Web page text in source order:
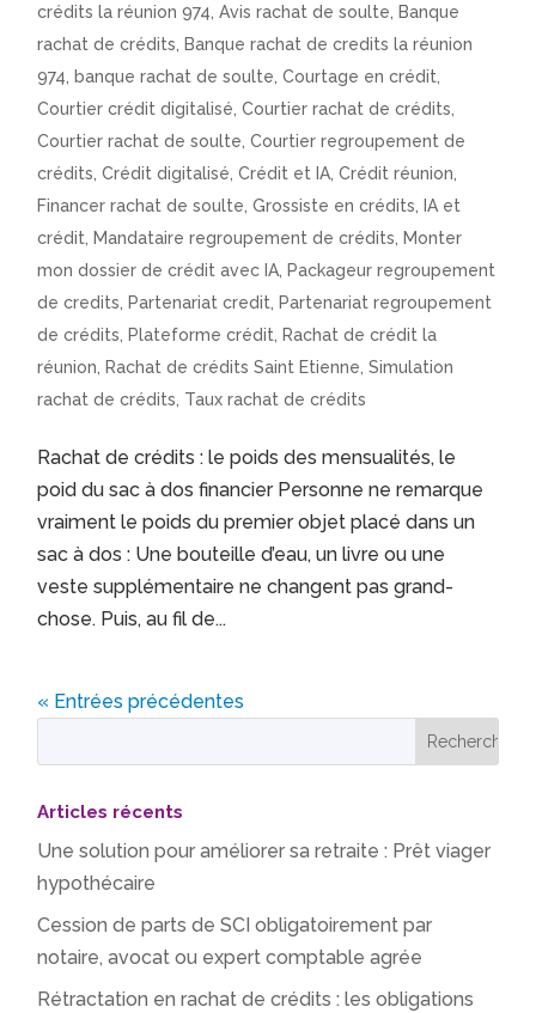
crédits la réunion 974 ,Avis rachat de soulte
Banque
rachat de crédits
Banque rachat de credits la réunion
974
banque rachat de soulte ,Courtage en crédit
Courtier crédit digitalisé ,Courtier rachat de crédits
Courtier rachat de soulte ,Courtier regroupement de
crédits ,Crédit digitalisé ,Crédit et IA ,Crédit réunion
Financer rachat de soulte ,Grossiste en crédits
IA et
crédit
Mandataire regroupement de crédits
Monter
mon dossier de crédit avec IA Packageur regroupement
de credits
Partenariat credit
Partenariat regroupement
de crédits
Plateforme crédit
Rachat de crédit la
réunion
Rachat de crédits Saint Etienne ,Simulation
rachat de crédits Taux rachat de crédits
Rachat de crédits : le poids des mensualités, le
poid du sac à dos financier Personne ne remarque
vraiment le poids du premier objet placé dans un
sac à dos : Une bouteille d’eau, un livre ou une
veste supplémentaire ne changent pas grand-
chose. Puis, au fil de...
« Entrées précédentes
Articles récents
Une solution pour améliorer sa retraite : Prêt viager
hypothécaire
Cession de parts de SCI obligatoirement par
notaire, avocat ou expert comptable agrée
Rétractation en rachat de crédits : les obligations